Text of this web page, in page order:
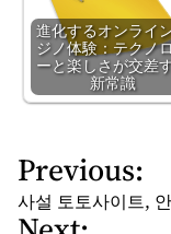
進化するオンライ
ジノ体験：テクノ
ーと楽しさが交差
新常識
P
o
s
Previous:
사설 토토사이트,